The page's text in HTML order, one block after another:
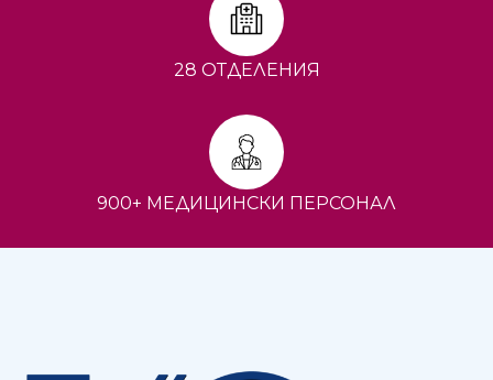
28 ОТДЕЛЕНИЯ
900+ МЕДИЦИНСКИ ПЕРСОНАЛ